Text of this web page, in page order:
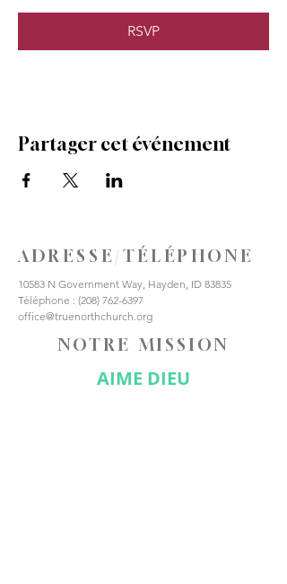
RSVP
Partager cet événement
ADRESSE/TÉLÉPHONE
10583 N Government Way, Hayden, ID 83835
Téléphone : (208) 762-6397
office@truenorthchurch.org
NOTRE MISSION
AIME DIEU